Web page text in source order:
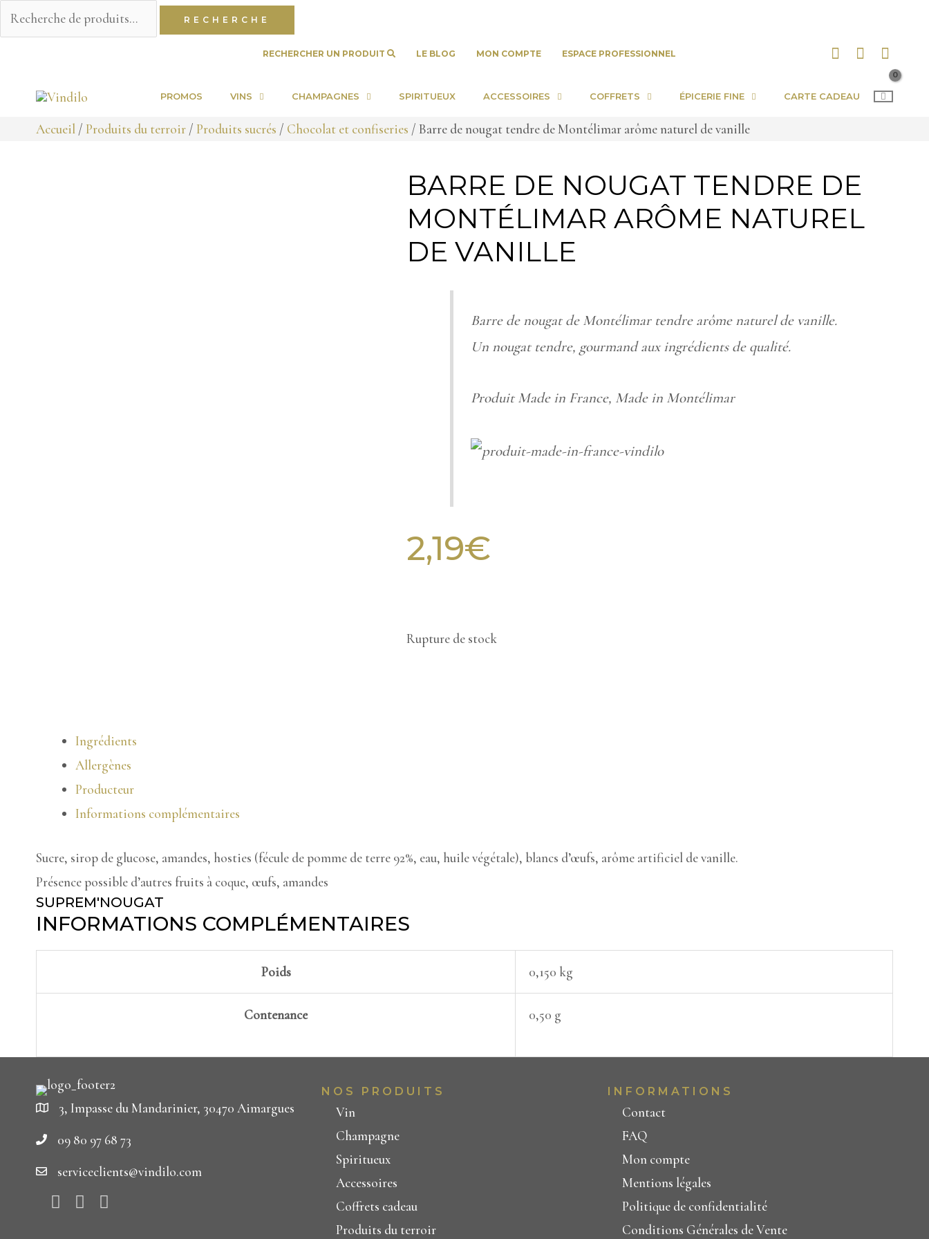
Recherche
pour :
RECHERCHE
contenu
RECHERCHER UN PRODUIT LE BLOG MON COMPTE ESPACE PROFESSIONNEL
PROMOS VINS CHAMPAGNES SPIRITUEUX ACCESSOIRES COFFRETS ÉPICERIE FINE CARTE CADEAU
Accueil / Produits du terroir / Produits sucrés / Chocolat et confiseries / Barre de nougat tendre de Montélimar arôme naturel de vanille
BARRE DE NOUGAT TENDRE DE
MONTÉLIMAR ARÔME NATUREL
DE VANILLE
Barre de nougat de Montélimar tendre arôme naturel de vanille.
Un nougat tendre, gourmand aux ingrédients de qualité.
Produit Made in France, Made in Montélimar
2,19€
Rupture de stock
Ingrédients
Allergènes
Producteur
Informations complémentaires
Sucre, sirop de glucose, amandes, hosties (fécule de pomme de terre 92%, eau, huile végétale), blancs d’œufs, arôme artificiel de vanille.
Présence possible d’autres fruits à coque, œufs, amandes
SUPREM'NOUGAT
INFORMATIONS COMPLÉMENTAIRES
Poids 0,150 kg
Contenance 0,50 g
3, Impasse du Mandarinier, 30470 Aimargues
09 80 97 68 73
serviceclients@vindilo.com
NOS PRODUITS
Vin
Champagne
Spiritueux
Accessoires
Coffrets cadeau
Produits du terroir
INFORMATIONS
Contact
FAQ
Mon compte
Mentions légales
Politique de confidentialité
Conditions Générales de Vente